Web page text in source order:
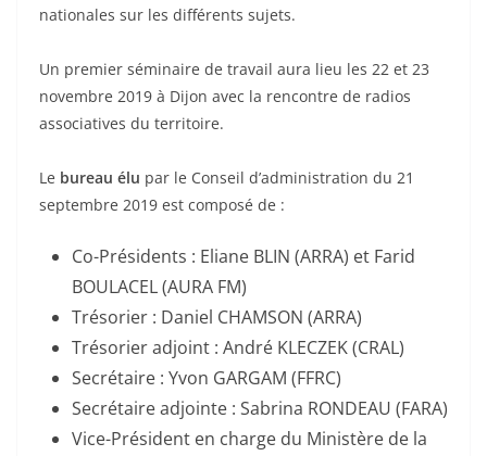
nationales sur les différents sujets.
Un premier séminaire de travail aura lieu les 22 et 23
novembre 2019 à Dijon avec la rencontre de radios
associatives du territoire.
Le bureau élu par le Conseil d’administration du 21
septembre 2019 est composé de :
Co-Présidents : Eliane BLIN (ARRA) et Farid
BOULACEL (AURA FM)
Trésorier : Daniel CHAMSON (ARRA)
Trésorier adjoint : André KLECZEK (CRAL)
Secrétaire : Yvon GARGAM (FFRC)
Secrétaire adjointe : Sabrina RONDEAU (FARA)
Vice-Président en charge du Ministère de la